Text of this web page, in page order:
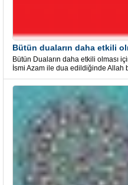
Bütün Duaların daha etkili olması
İsmi Azam ile dua edildiğinde Allah